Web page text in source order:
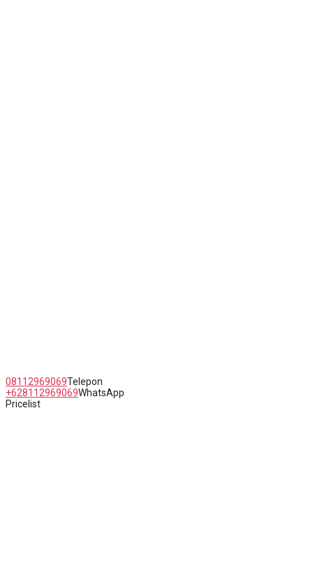
08112969069Telepon
+628112969069WhatsApp
Pricelist